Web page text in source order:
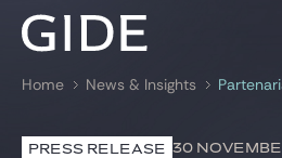
Search by keywords
Home News & Insights
PRESS RELEASE 30